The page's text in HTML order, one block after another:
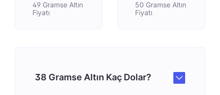
49 Gramse Altın
Fiyatı
50 Gramse Altın
Fiyatı
38 Gramse Altın Kaç Dolar?